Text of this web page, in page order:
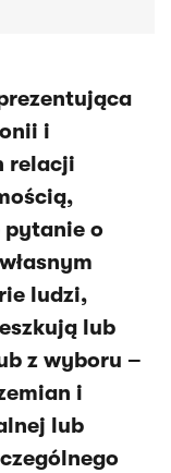
i
relacji
pytanie o
ludzi,
lub
z wyboru –
i
lub